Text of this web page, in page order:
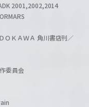
2001,2002,2014
ＯＫＡＷＡ 角川書店刊／
委員会